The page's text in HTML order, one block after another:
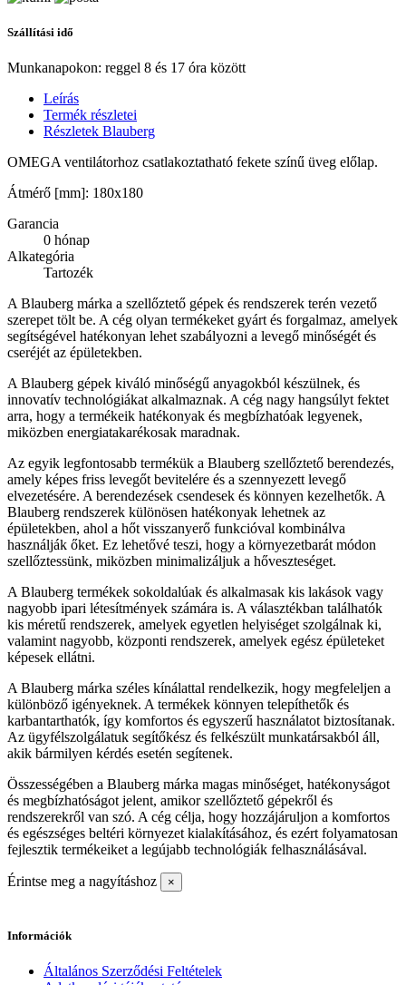
Szállítási idő
Munkanapokon: reggel 8 és 17 óra között
Leírás
Termék részletei
Részletek Blauberg
OMEGA ventilátorhoz csatlakoztatható fekete színű üveg előlap.
Átmérő [mm]: 180x180
Garancia
0 hónap
Alkategória
Tartozék
A Blauberg márka a szellőztető gépek és rendszerek terén vezető
szerepet tölt be. A cég olyan termékeket gyárt és forgalmaz, amelyek
segítségével hatékonyan lehet szabályozni a levegő minőségét és
cseréjét az épületekben.
A Blauberg gépek kiváló minőségű anyagokból készülnek, és
innovatív technológiákat alkalmaznak. A cég nagy hangsúlyt fektet
arra, hogy a termékeik hatékonyak és megbízhatóak legyenek,
miközben energiatakarékosak maradnak.
Az egyik legfontosabb termékük a Blauberg szellőztető berendezés,
amely képes friss levegőt bevitelére és a szennyezett levegő
elvezetésére. A berendezések csendesek és könnyen kezelhetők. A
Blauberg rendszerek különösen hatékonyak lehetnek az
épületekben, ahol a hőt visszanyerő funkcióval kombinálva
használják őket. Ez lehetővé teszi, hogy a környezetbarát módon
szellőztessünk, miközben minimalizáljuk a hőveszteséget.
A Blauberg termékek sokoldalúak és alkalmasak kis lakások vagy
nagyobb ipari létesítmények számára is. A választékban találhatók
kis méretű rendszerek, amelyek egyetlen helyiséget szolgálnak ki,
valamint nagyobb, központi rendszerek, amelyek egész épületeket
képesek ellátni.
A Blauberg márka széles kínálattal rendelkezik, hogy megfeleljen a
különböző igényeknek. A termékek könnyen telepíthetők és
karbantarthatók, így komfortos és egyszerű használatot biztosítanak.
Az ügyfélszolgálatuk segítőkész és felkészült munkatársakból áll,
akik bármilyen kérdés esetén segítenek.
Összességében a Blauberg márka magas minőséget, hatékonyságot
és megbízhatóságot jelent, amikor szellőztető gépekről és
rendszerekről van szó. A cég célja, hogy hozzájáruljon a komfortos
és egészséges beltéri környezet kialakításához, és ezért folyamatosan
fejlesztik termékeiket a legújabb technológiák felhasználásával.
Érintse meg a nagyításhoz ×
Információk
Általános Szerződési Feltételek